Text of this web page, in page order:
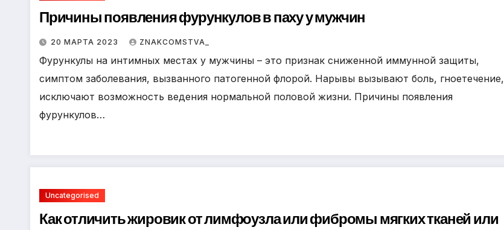
Причины появления фурункулов в паху у мужчин
20 МАРТА 2023 ZNAKCOMSTVA_
Фурункулы на интимных местах у мужчины – это признак сниженной иммунной защиты,
симптом заболевания, вызванного патогенной флорой. Нарывы вызывают боль, гноетечение,
исключают возможность ведения нормальной половой жизни. Причины появления
фурункулов…
Uncategorised
Как отличить жировик от лимфоузла или фибромы мягких тканей или